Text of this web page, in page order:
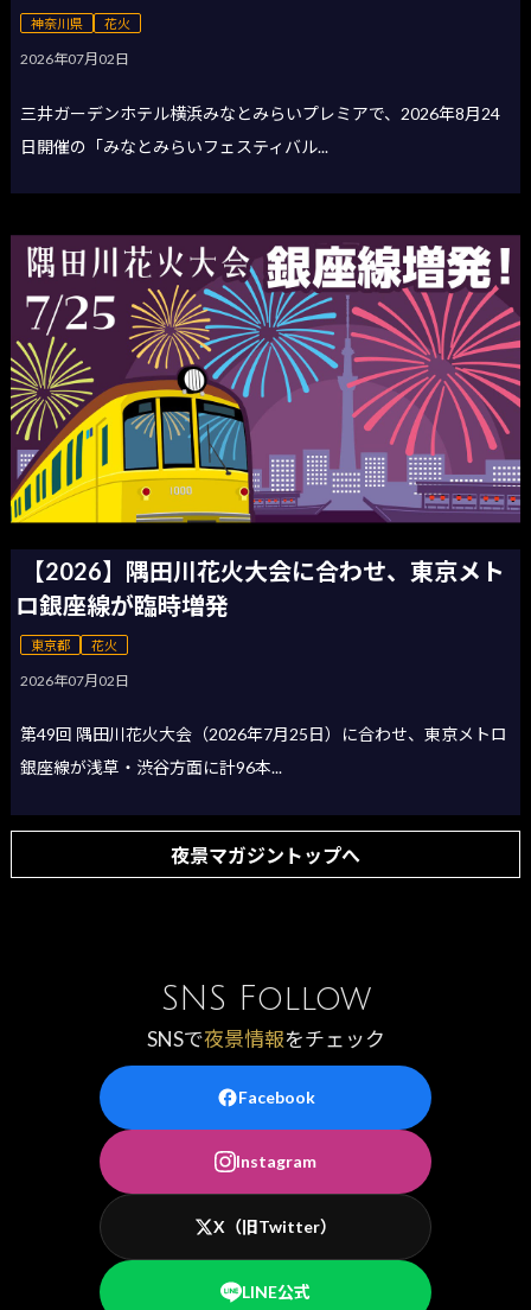
神奈川県 花火
2026年07月02日
三井ガーデンホテル横浜みなとみらいプレミアで、2026年8月24
日開催の「みなとみらいフェスティバル...
【2026】隅田川花火大会に合わせ、東京メト
ロ銀座線が臨時増発
東京都 花火
2026年07月02日
第49回 隅田川花火大会（2026年7月25日）に合わせ、東京メトロ
銀座線が浅草・渋谷方面に計96本...
夜景マガジントップへ
SNS Follow
SNSで夜景情報をチェック
Facebook
Instagram
X（旧Twitter）
LINE公式